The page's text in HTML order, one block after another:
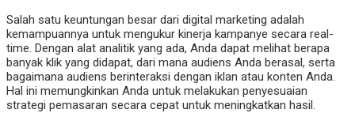
Salah satu keuntungan besar dari digital marketing adalah
kemampuannya untuk mengukur kinerja kampanye secara real-
time. Dengan alat analitik yang ada, Anda dapat melihat berapa
banyak klik yang didapat, dari mana audiens Anda berasal, serta
bagaimana audiens berinteraksi dengan iklan atau konten Anda.
Hal ini memungkinkan Anda untuk melakukan penyesuaian
strategi pemasaran secara cepat untuk meningkatkan hasil.